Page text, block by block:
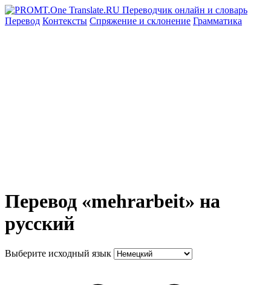
Перевод Контексты Спряжение и склонение Грамматика
Перевод «mehrarbeit» на
русский
Выберите исходный язык